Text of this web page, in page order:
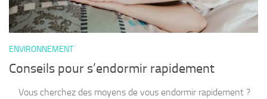
ENVIRONNEMENT
Conseils pour s’endormir rapidement
Vous cherchez des moyens de vous endormir rapidement ?